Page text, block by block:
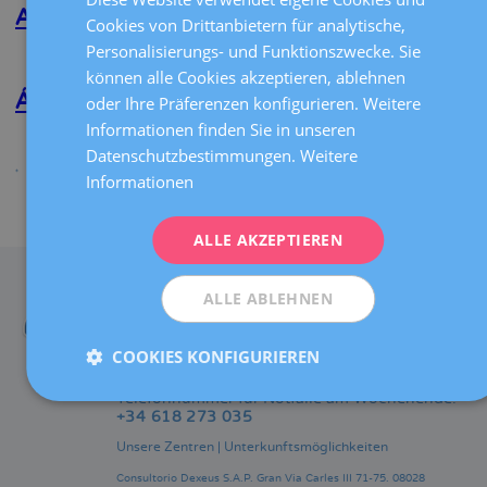
Arrús
Soldi
Angelina Naranjo Boccardo
Weiterlesenüber
Angelina
Naranjo
Boccardo
Álvaro Vives Suñé
Álvaro
Vives
KONTAKT
Telefonnummer:
international@dexeus.com
Telefonnummer für Notfälle am Wochenende:
+34 618 273 035
Unsere Zentren Unterkunftsmöglichkeiten
Consultorio Dexeus S.A.P. Gran Via Carles III 71-75. 08028
CATALÀ
DEUTSCH
Cookies von Drittanbietern für analytische,
Personalisierungs- und Funktionszwecke. Sie
können alle Cookies akzeptieren, ablehnen
oder Ihre Präferenzen konfigurieren. Weitere
Informationen finden Sie in unseren
Datenschutzbestimmungen. Weitere
Informationen
ALLE AKZEPTIEREN
ALLE ABLEHNEN
COOKIES KONFIGURIEREN